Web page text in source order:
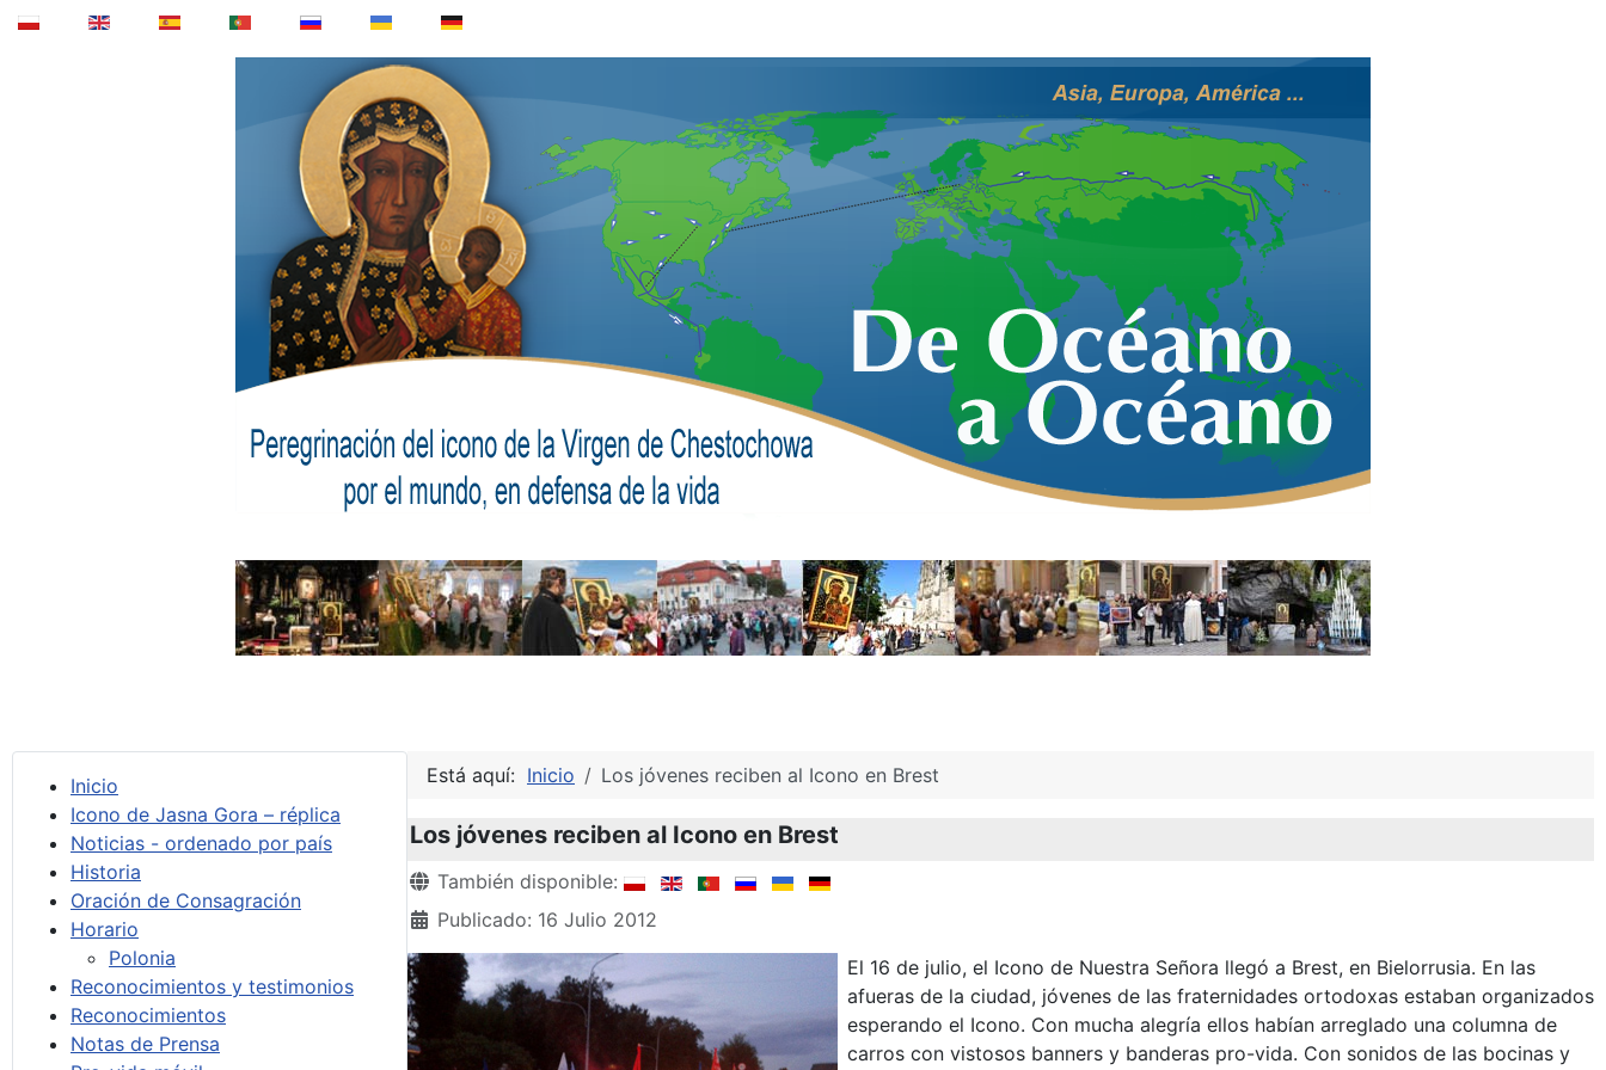
Inicio
Icono de Jasna Gora – réplica
Noticias - ordenado por país
Historia
Oración de Consagración
Horario
Polonia
Reconocimientos y testimonios
Reconocimientos
Notas de Prensa
Está aquí: Inicio Los jóvenes reciben al Icono en Brest
Los jóvenes reciben al Icono en Brest
Detalles
También disponible:
Publicado: 16 Julio 2012
El 16 de julio, el Icono de Nuestra Señora llegó a Brest, en Bielorrusia. En las
afueras de la ciudad, jóvenes de las fraternidades ortodoxas estaban organizados
esperando el Icono. Con mucha alegría ellos habían arreglado una columna de
carros con vistosos banners y banderas pro-vida. Con sonidos de las bocinas y